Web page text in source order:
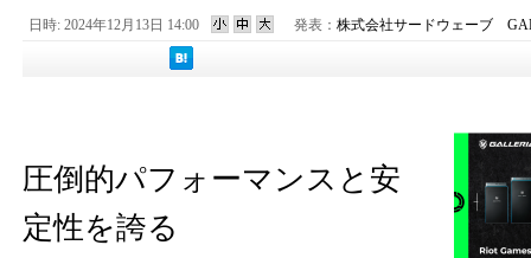
日時: 2024年12月13日 14:00 発表： 株式会社サードウェーブ
圧倒的パフォーマンスと安
定性を誇る